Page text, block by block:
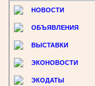
НОВОСТИ
ОБЪЯВЛЕНИЯ
ВЫСТАВКИ
ЭКОНОВОСТИ
ЭКОДАТЫ